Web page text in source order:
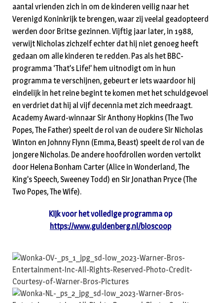
aantal vrienden zich in om de kinderen veilig naar het
Verenigd Koninkrijk te brengen, waar zij veelal geadopteerd
werden door Britse gezinnen. Vijftig jaar later, in 1988,
verwijt Nicholas zichzelf echter dat hij niet genoeg heeft
gedaan om alle kinderen te redden. Pas als het BBC-
programma ‘That’s Life!’ hem uitnodigt om in hun
programma te verschijnen, gebeurt er iets waardoor hij
eindelijk in het reine begint te komen met het schuldgevoel
en verdriet dat hij al vijf decennia met zich meedraagt.
Academy Award-winnaar Sir Anthony Hopkins (The Two
Popes, The Father) speelt de rol van de oudere Sir Nicholas
Winton en Johnny Flynn (Emma, Beast) speelt de rol van de
jongere Nicholas. De andere hoofdrollen worden vertolkt
door Helena Bonham Carter (Alice in Wonderland, The
King’s Speech, Sweeney Todd) en Sir Jonathan Pryce (The
Two Popes, The Wife).
Kijk voor het volledige programma op
https://www.guldenberg.nl/bioscoop